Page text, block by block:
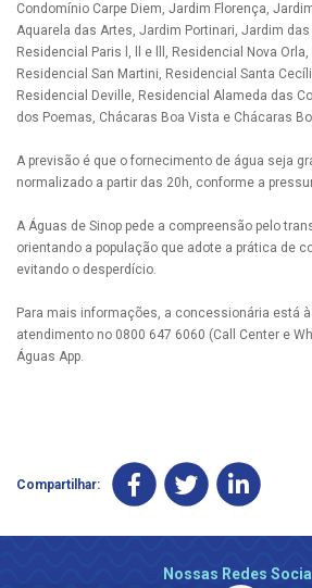
Condomínio Carpe Diem, Jardim Florença,
Aquarela das Artes, Jardim Portinari, Jardim
Residencial Paris l, ll e lll, Residencial Nova
Residencial San Martini, Residencial Santa
Residencial Deville, Residencial Alameda das
dos Poemas, Chácaras Boa Vista e Chácaras
A previsão é que o fornecimento de água seja
normalizado a partir das 20h, conforme a
A Águas de Sinop pede a compreensão pelo
orientando a população que adote a prática de
evitando o desperdício.
Para mais informações, a concessionária está
atendimento no 0800 647 6060 (Call Center e
Águas App.
Compartilhar:
Nossas Redes